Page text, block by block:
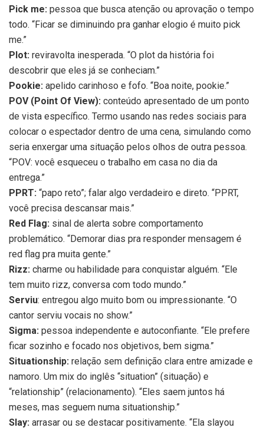
Pick me: pessoa que busca atenção ou aprovação o tempo
todo. “Ficar se diminuindo pra ganhar elogio é muito pick
me.”
Plot: reviravolta inesperada. “O plot da história foi
descobrir que eles já se conheciam.”
Pookie: apelido carinhoso e fofo. “Boa noite, pookie.”
POV (Point Of View): conteúdo apresentado de um ponto
de vista específico. Termo usando nas redes sociais para
colocar o espectador dentro de uma cena, simulando como
seria enxergar uma situação pelos olhos de outra pessoa.
“POV: você esqueceu o trabalho em casa no dia da
entrega.”
PPRT: “papo reto”; falar algo verdadeiro e direto. “PPRT,
você precisa descansar mais.”
Red Flag: sinal de alerta sobre comportamento
problemático. “Demorar dias pra responder mensagem é
red flag pra muita gente.”
Rizz: charme ou habilidade para conquistar alguém. “Ele
tem muito rizz, conversa com todo mundo.”
Serviu: entregou algo muito bom ou impressionante. “O
cantor serviu vocais no show.”
Sigma: pessoa independente e autoconfiante. “Ele prefere
ficar sozinho e focado nos objetivos, bem sigma.”
Situationship: relação sem definição clara entre amizade e
namoro. Um mix do inglês “situation” (situação) e
“relationship” (relacionamento). “Eles saem juntos há
meses, mas seguem numa situationship.”
Slay: arrasar ou se destacar positivamente. “Ela slayou